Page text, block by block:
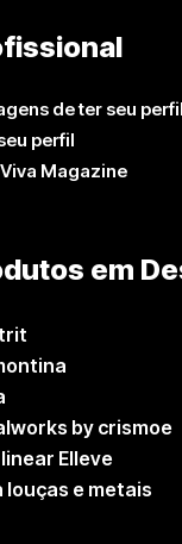
de ter seu
perfil
Magazine
em
by crismoe
Elleve
louças e metais